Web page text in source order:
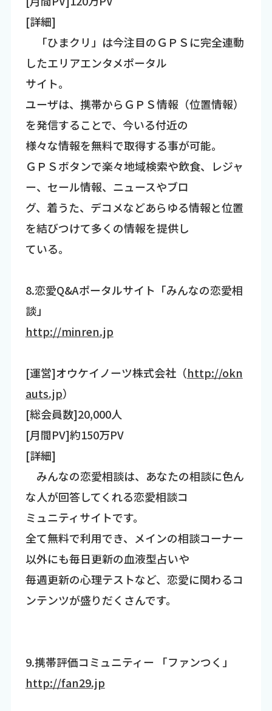
[詳細]
「ひまクリ」は今注目のＧＰＳに完全連動
したエリアエンタメポータル
サイト。
ユーザは、携帯からＧＰＳ情報（位置情報）
を発信することで、今いる付近の
様々な情報を無料で取得する事が可能。
ＧＰＳボタンで楽々地域検索や飲食、レジャ
ー、セール情報、ニュースやブロ
グ、着うた、デコメなどあらゆる情報と位置
を結びつけて多くの情報を提供し
ている。
8.恋愛Q&Aポータルサイト「みんなの恋愛相
談」
http://minren.jp
[運営]オウケイノーツ株式会社（http://okn
auts.jp）
[総会員数]20,000人
[月間PV]約150万PV
[詳細]
みんなの恋愛相談は、あなたの相談に色ん
な人が回答してくれる恋愛相談コ
ミュニティサイトです。
全て無料で利用でき、メインの相談コーナー
以外にも毎日更新の血液型占いや
毎週更新の心理テストなど、恋愛に関わるコ
ンテンツが盛りだくさんです。
9.携帯評価コミュニティー 「ファンつく」
http://fan29.jp